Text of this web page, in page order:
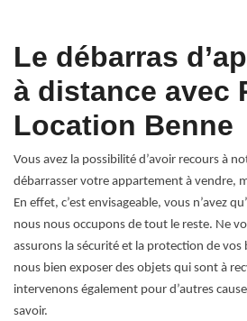
Le débarras
à distance avec
Location Benne
Vous avez la possibilité d’avoir recours à
débarrasser votre appartement à vendre,
En effet, c’est envisageable, vous n’avez
nous nous occupons de tout le reste. Ne
assurons la sécurité et la protection de vos
nous bien exposer des objets qui sont à
intervenons également pour d’autres
savoir.